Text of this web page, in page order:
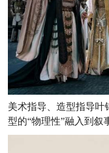
美术指导、造型指导叶
型的“物理性”融入到叙